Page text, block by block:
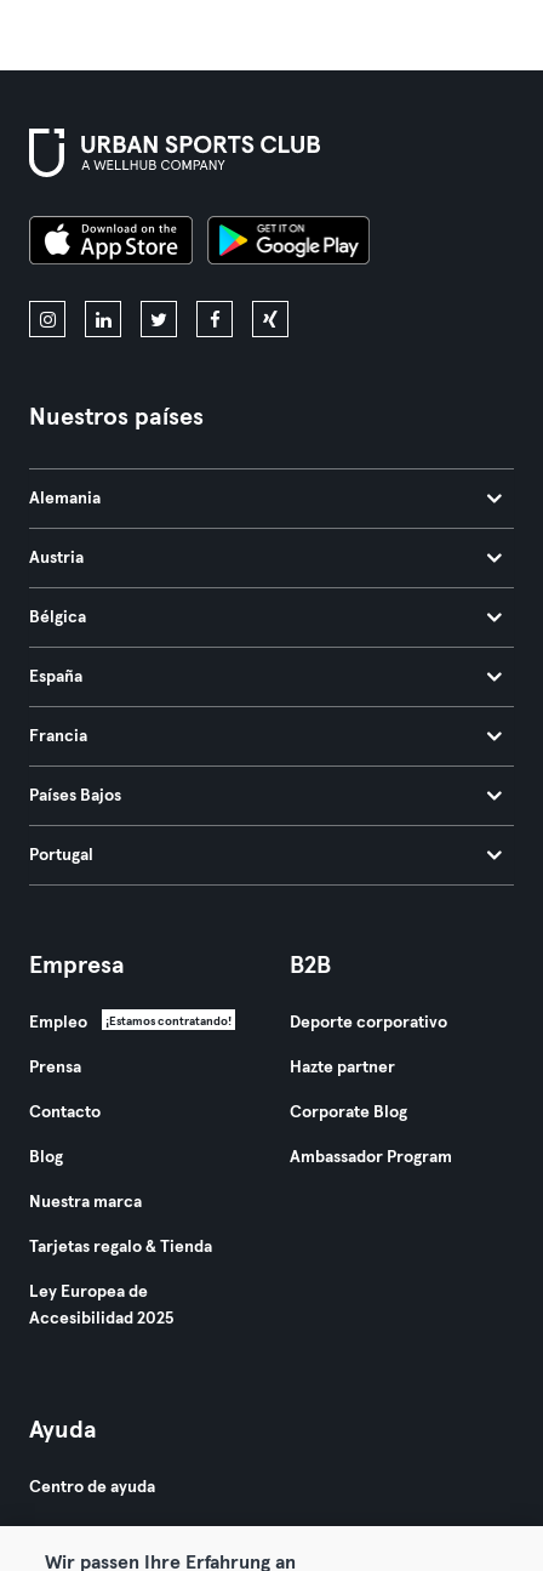
Nuestros países
Alemania
Austria
Bélgica
España
Francia
Países Bajos
Portugal
Empresa
Empleo ¡Estamos contratando!
Prensa
Contacto
Blog
Nuestra marca
Tarjetas regalo & Tienda
Ley Europea de
Accesibilidad 2025
B2B
Deporte corporativo
Hazte partner
Corporate Blog
Ambassador Program
Ayuda
Centro de ayuda
Wir passen Ihre Erfahrung an